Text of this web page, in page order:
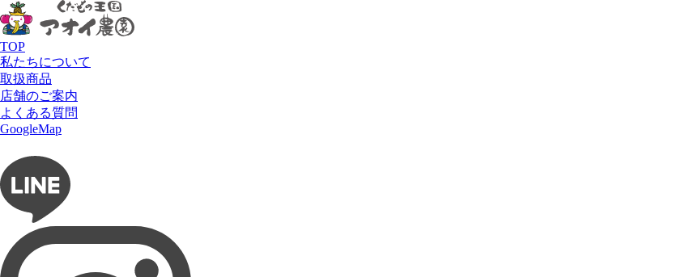
TOP
私たちについて
取扱商品
店舗のご案内
よくある質問
GoogleMap
HOME メニュー